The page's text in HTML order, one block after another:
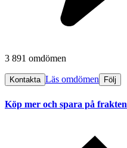
3 891 omdömen
Kontakta Läs omdömen Följ
Köp mer och spara på frakten